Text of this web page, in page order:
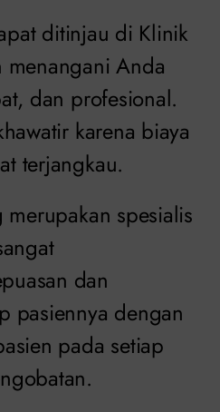
ditinjau di Klinik
Anda
dan profesional.
karena biaya
terjangkau.
spesialis
dan
pasiennya dengan
pada setiap